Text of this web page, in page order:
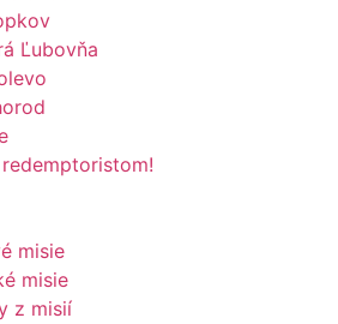
Ľubovňa
misie
misie
z misií